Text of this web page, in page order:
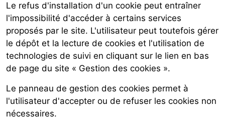
Le refus d'installation d'un cookie peut entraîner
l'impossibilité d'accéder à certains services
proposés par le site. L'utilisateur peut toutefois gérer
le dépôt et la lecture de cookies et l'utilisation de
technologies de suivi en cliquant sur le lien en bas
de page du site « Gestion des cookies ».
Le panneau de gestion des cookies permet à
l'utilisateur d'accepter ou de refuser les cookies non
nécessaires.